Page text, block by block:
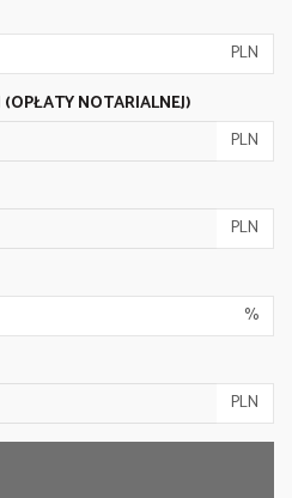
PLN
NOTARIALNEJ)
PLN
PLN
%
PLN